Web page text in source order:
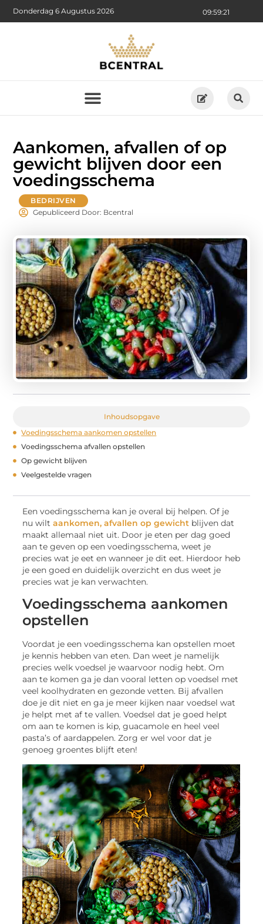
09:59:23
Donderdag 6 Augustus 2026
Aankomen, afvallen of op
gewicht blijven door een
voedingsschema
BEDRIJVEN
Gepubliceerd Door: Bcentral
Inhoudsopgave
Voedingsschema aankomen opstellen
Voedingsschema afvallen opstellen
Op gewicht blijven
Veelgestelde vragen
Een voedingsschema kan je overal bij helpen. Of je
nu wiltaankomen, afvallen op gewicht blijven dat
maakt allemaal niet uit. Door je eten per dag goed
aan te geven op een voedingsschema, weet je
precies wat je eet en wanneer je dit eet. Hierdoor heb
je een goed en duidelijk overzicht en dus weet je
precies wat je kan verwachten.
Voedingsschema aankomen
opstellen
Voordat je een voedingsschema kan opstellen moet
je kennis hebben van eten. Dan weet je namelijk
precies welk voedsel je waarvoor nodig hebt. Om
aan te komen ga je dan vooral letten op voedsel met
veel koolhydraten en gezonde vetten. Bij afvallen
doe je dit niet en ga je meer kijken naar voedsel wat
je helpt met af te vallen. Voedsel dat je goed helpt
om aan te komen is kip, guacamole en heel veel
pasta’s of aardappelen. Zorg er wel voor dat je
genoeg groentes blijft eten!